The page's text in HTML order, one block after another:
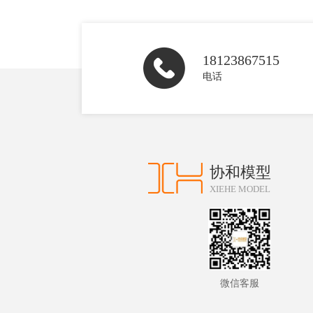
18123867515
电话
协和模型
XIEHE MODEL
微信客服